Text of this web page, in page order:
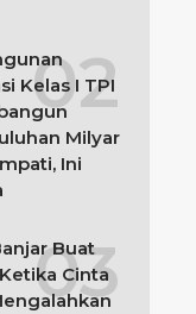
Kelas I TPI
Milyar
Ini
Buat
Cinta